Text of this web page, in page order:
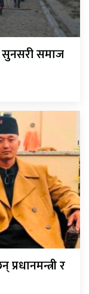
सुनसरी समाज
र